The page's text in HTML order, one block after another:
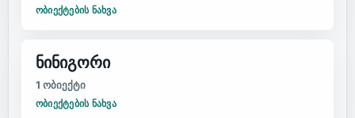
ᲝᲑᲘᲔᲥᲢᲔᲑᲘᲡ ᲜᲐᲮᲕᲐ
ნინიგორი
1 ობიექტი
ᲝᲑᲘᲔᲥᲢᲔᲑᲘᲡ ᲜᲐᲮᲕᲐ